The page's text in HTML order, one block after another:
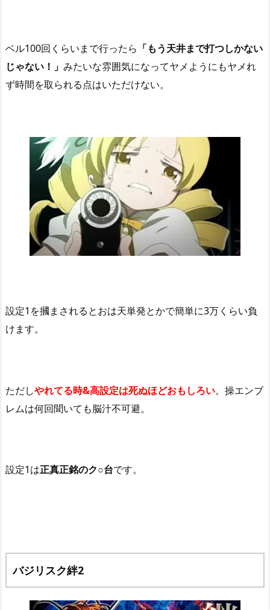
ベル100回くらいまで行ったら 「もう天井まで打つしかない
じゃない！」 みたいな雰囲気になってヤメようにもヤメれ
ず時間を取られる点はいただけない。
設定1 を摑まされるとおは天単発とかで簡単に3万くらい負
けます。
ただしやれてる時&高設定は死ぬほどおもしろい。操エンブ
レムは何回聞いても脳汁不可避。
設定1は正真正銘のク○台です。
バジリスク絆2